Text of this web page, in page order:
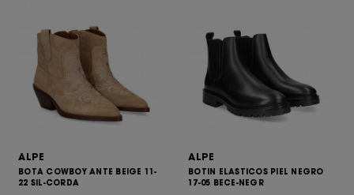
ALPE
BOTA COWBOY ANTE BEIGE 11-
22 SIL-CORDA
ALPE
BOTIN ELASTICOS PIEL NEGRO
17-05 BECE-NEGR